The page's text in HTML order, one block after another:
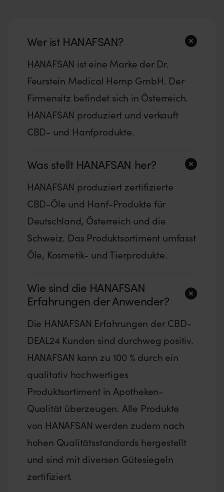
Wer ist HANAFSAN?
HANAFSAN ist eine Marke der Dr.
Feurstein Medical Hemp GmbH. Der
Firmensitz befindet sich in Österreich.
HANAFSAN produziert und verkauft
CBD- und Hanfprodukte.
Was stellt HANAFSAN her?
HANAFSAN produziert zertifizierte
CBD-Öle und Hanf-Produkte für
Deutschland, Österreich und die
Schweiz. Das Produktsortiment umfasst
Öle, Kosmetik- und Tierprodukte.
Wie sind die HANAFSAN
Erfahrungen der Anwender?
Die HANAFSAN Erfahrungen der CBD-
DEAL24 Kunden sind durchweg positiv.
HANAFSAN kann zu 100 % durch ein
qualitativ hochwertiges
Produktsortiment in Apotheken-
Qualität überzeugen. Alle Produkte
von HANAFSAN werden zudem nach
hohen Qualitätsstandards hergestellt
und sind mit diversen Gütesiegeln
zertifiziert.